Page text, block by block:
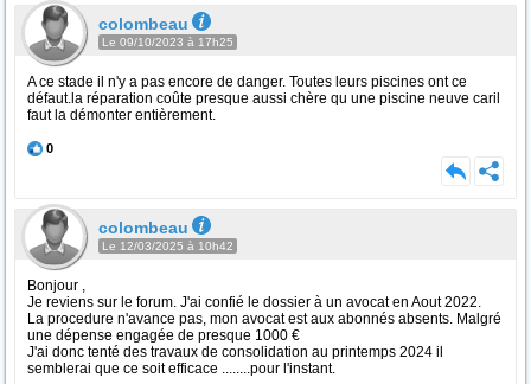
colombeau
Le 09/10/2023 à 17h25
A ce stade il n'y a pas encore de danger. Toutes leurs piscines ont ce
défaut.la réparation coûte presque aussi chère qu une piscine neuve caril
faut la démonter entièrement.
0
colombeau
Le 12/03/2025 à 10h42
Bonjour ,
Je reviens sur le forum. J'ai confié le dossier à un avocat en Aout 2022.
La procedure n'avance pas, mon avocat est aux abonnés absents. Malgré
une dépense engagée de presque 1000 €
J'ai donc tenté des travaux de consolidation au printemps 2024 il
semblerai que ce soit efficace ........pour l'instant.